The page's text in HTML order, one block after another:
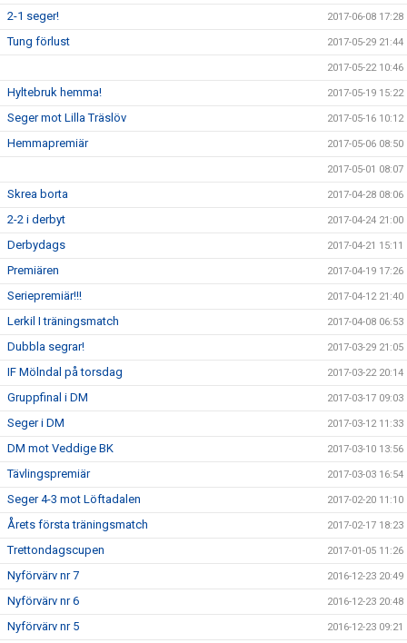
2-1 seger! 2017-06-08 17:28
Tung förlust 2017-05-29 21:44
2017-05-22 10:46
Hyltebruk hemma! 2017-05-19 15:22
Seger mot Lilla Träslöv 2017-05-16 10:12
Hemmapremiär 2017-05-06 08:50
2017-05-01 08:07
Skrea borta 2017-04-28 08:06
2-2 i derbyt 2017-04-24 21:00
Derbydags 2017-04-21 15:11
Premiären 2017-04-19 17:26
Seriepremiär!!! 2017-04-12 21:40
Lerkil I träningsmatch 2017-04-08 06:53
Dubbla segrar! 2017-03-29 21:05
IF Mölndal på torsdag 2017-03-22 20:14
Gruppfinal i DM 2017-03-17 09:03
Seger i DM 2017-03-12 11:33
DM mot Veddige BK 2017-03-10 13:56
Tävlingspremiär 2017-03-03 16:54
Seger 4-3 mot Löftadalen 2017-02-20 11:10
Årets första träningsmatch 2017-02-17 18:23
Trettondagscupen 2017-01-05 11:26
Nyförvärv nr 7 2016-12-23 20:49
Nyförvärv nr 6 2016-12-23 20:48
Nyförvärv nr 5 2016-12-23 09:21